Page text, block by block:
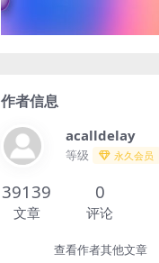
作者信息
acalldelay
等级 永久会员
39139
文章
0
评论
查看作者其他文章